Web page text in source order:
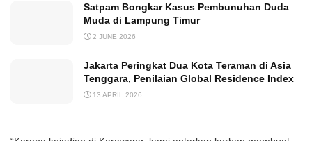
Satpam Bongkar Kasus Pembunuhan Duda
Muda di Lampung Timur
2 JUNE 2026
Jakarta Peringkat Dua Kota Teraman di Asia
Tenggara, Penilaian Global Residence Index
13 APRIL 2026